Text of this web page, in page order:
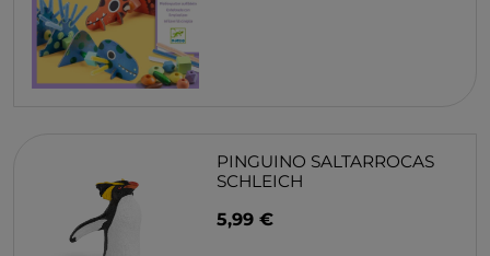
PINGUINO SALTARROCAS
SCHLEICH
5,99 €